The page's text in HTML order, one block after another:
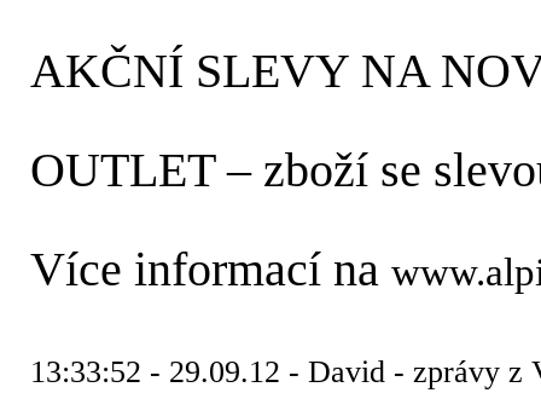
AKČNÍ SLEVY NA
OUTLET – zboží se
Více informací na
13:33:52 - 29.09.12 - David - zprávy z